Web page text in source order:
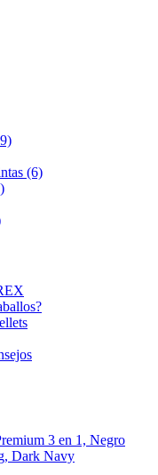
(6)
3 en 1, Negro
Dark Navy